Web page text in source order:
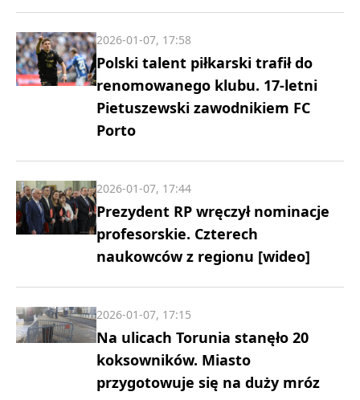
Polski talent piłkarski trafił do
renomowanego klubu. 17-letni
Pietuszewski zawodnikiem FC
Porto
2026-01-07, 17:58
Prezydent RP wręczył nominacje
profesorskie. Czterech
naukowców z regionu [wideo]
2026-01-07, 17:44
Na ulicach Torunia stanęło 20
koksowników. Miasto
przygotowuje się na duży mróz
2026-01-07, 17:15